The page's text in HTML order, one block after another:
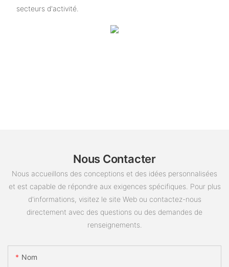
secteurs d'activité.
Nous Contacter
Nous accueillons des conceptions et des idées personnalisées
et est capable de répondre aux exigences spécifiques. Pour plus
d'informations, visitez le site Web ou contactez-nous
directement avec des questions ou des demandes de
renseignements.
Nom